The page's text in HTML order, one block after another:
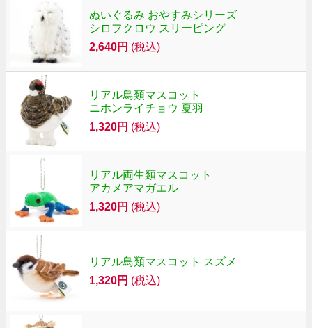
ぬいぐるみ おやすみシリーズ
シロフクロウ スリーピング
2,640円 (税込)
リアル鳥類マスコット
ニホンライチョウ 夏羽
1,320円 (税込)
リアル両生類マスコット
アカメアマガエル
1,320円 (税込)
リアル鳥類マスコット スズメ
1,320円 (税込)